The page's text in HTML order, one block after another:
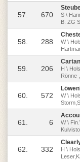
57. 670
S \
B: ZG
58. 288
W \
59. 206
H \
Rönne
60. 572
W \
61. 6
W \
62. 332
H \